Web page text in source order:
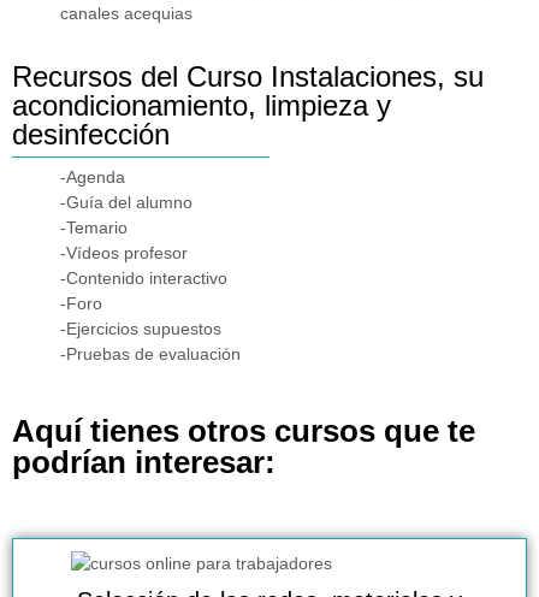
canales acequias
Recursos del Curso Instalaciones, su
acondicionamiento, limpieza y
desinfección
-Agenda
-Guía del alumno
-Temario
-Vídeos profesor
-Contenido interactivo
-Foro
-Ejercicios supuestos
-Pruebas de evaluación
Aquí tienes otros cursos que te
podrían interesar: